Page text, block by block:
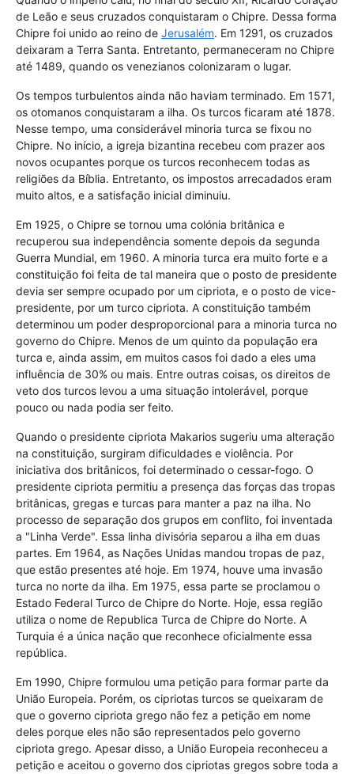
de Leão e seus cruzados conquistaram o Chipre. Dessa forma
Chipre foi unido ao reino de Jerusalém. Em 1291, os cruzados
deixaram a Terra Santa. Entretanto, permaneceram no Chipre
até 1489, quando os venezianos colonizaram o lugar.
Os tempos turbulentos ainda não haviam terminado. Em 1571,
os otomanos conquistaram a ilha. Os turcos ficaram até 1878.
Nesse tempo, uma considerável minoria turca se fixou no
Chipre. No início, a igreja bizantina recebeu com prazer aos
novos ocupantes porque os turcos reconhecem todas as
religiões da Bíblia. Entretanto, os impostos arrecadados eram
muito altos, e a satisfação inicial diminuiu.
Em 1925, o Chipre se tornou uma colónia britânica e
recuperou sua independência somente depois da segunda
Guerra Mundial, em 1960. A minoria turca era muito forte e a
constituição foi feita de tal maneira que o posto de presidente
devia ser sempre ocupado por um cipriota, e o posto de vice-
presidente, por um turco cipriota. A constituição também
determinou um poder desproporcional para a minoria turca no
governo do Chipre. Menos de um quinto da população era
turca e, ainda assim, em muitos casos foi dado a eles uma
influência de 30% ou mais. Entre outras coisas, os direitos de
veto dos turcos levou a uma situação intolerável, porque
pouco ou nada podia ser feito.
Quando o presidente cipriota Makarios sugeriu uma alteração
na constituição, surgiram dificuldades e violência. Por
iniciativa dos britânicos, foi determinado o cessar-fogo. O
presidente cipriota permitiu a presença das forças das tropas
britânicas, gregas e turcas para manter a paz na ilha. No
processo de separação dos grupos em conflito, foi inventada
a "Linha Verde". Essa linha divisória separou a ilha em duas
partes. Em 1964, as Nações Unidas mandou tropas de paz,
que estão presentes até hoje. Em 1974, houve uma invasão
turca no norte da ilha. Em 1975, essa parte se proclamou o
Estado Federal Turco de Chipre do Norte. Hoje, essa região
utiliza o nome de Republica Turca de Chipre do Norte. A
Turquia é a única nação que reconhece oficialmente essa
república.
Em 1990, Chipre formulou uma petição para formar parte da
União Europeia. Porém, os cipriotas turcos se queixaram de
que o governo cipriota grego não fez a petição em nome
deles porque eles não são representados pelo governo
cipriota grego. Apesar disso, a União Europeia reconheceu a
petição e aceitou o governo dos cipriotas gregos sobre toda a